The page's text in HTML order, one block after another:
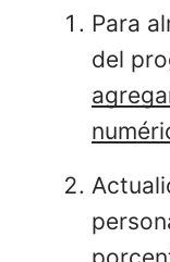
Para
del